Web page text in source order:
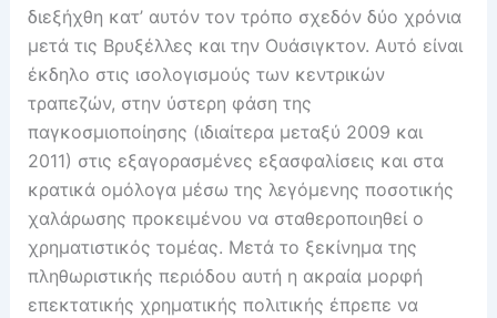
διεξήχθη κατ’ αυτόν τον τρόπο σχεδόν δύο χρόνια
μετά τις Βρυξέλλες και την Ουάσιγκτον. Αυτό είναι
έκδηλο στις ισολογισμούς των κεντρικών
τραπεζών, στην ύστερη φάση της
παγκοσμιοποίησης (ιδιαίτερα μεταξύ 2009 και
2011) στις εξαγορασμένες εξασφαλίσεις και στα
κρατικά ομόλογα μέσω της λεγόμενης ποσοτικής
χαλάρωσης προκειμένου να σταθεροποιηθεί ο
χρηματιστικός τομέας. Μετά το ξεκίνημα της
πληθωριστικής περιόδου αυτή η ακραία μορφή
επεκτατικής χρηματικής πολιτικής έπρεπε να